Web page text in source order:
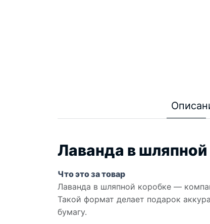
Лаванда в шляпной
Что это за товар
Лаванда в шляпной коробке —
Такой формат делает подарок
бумагу.